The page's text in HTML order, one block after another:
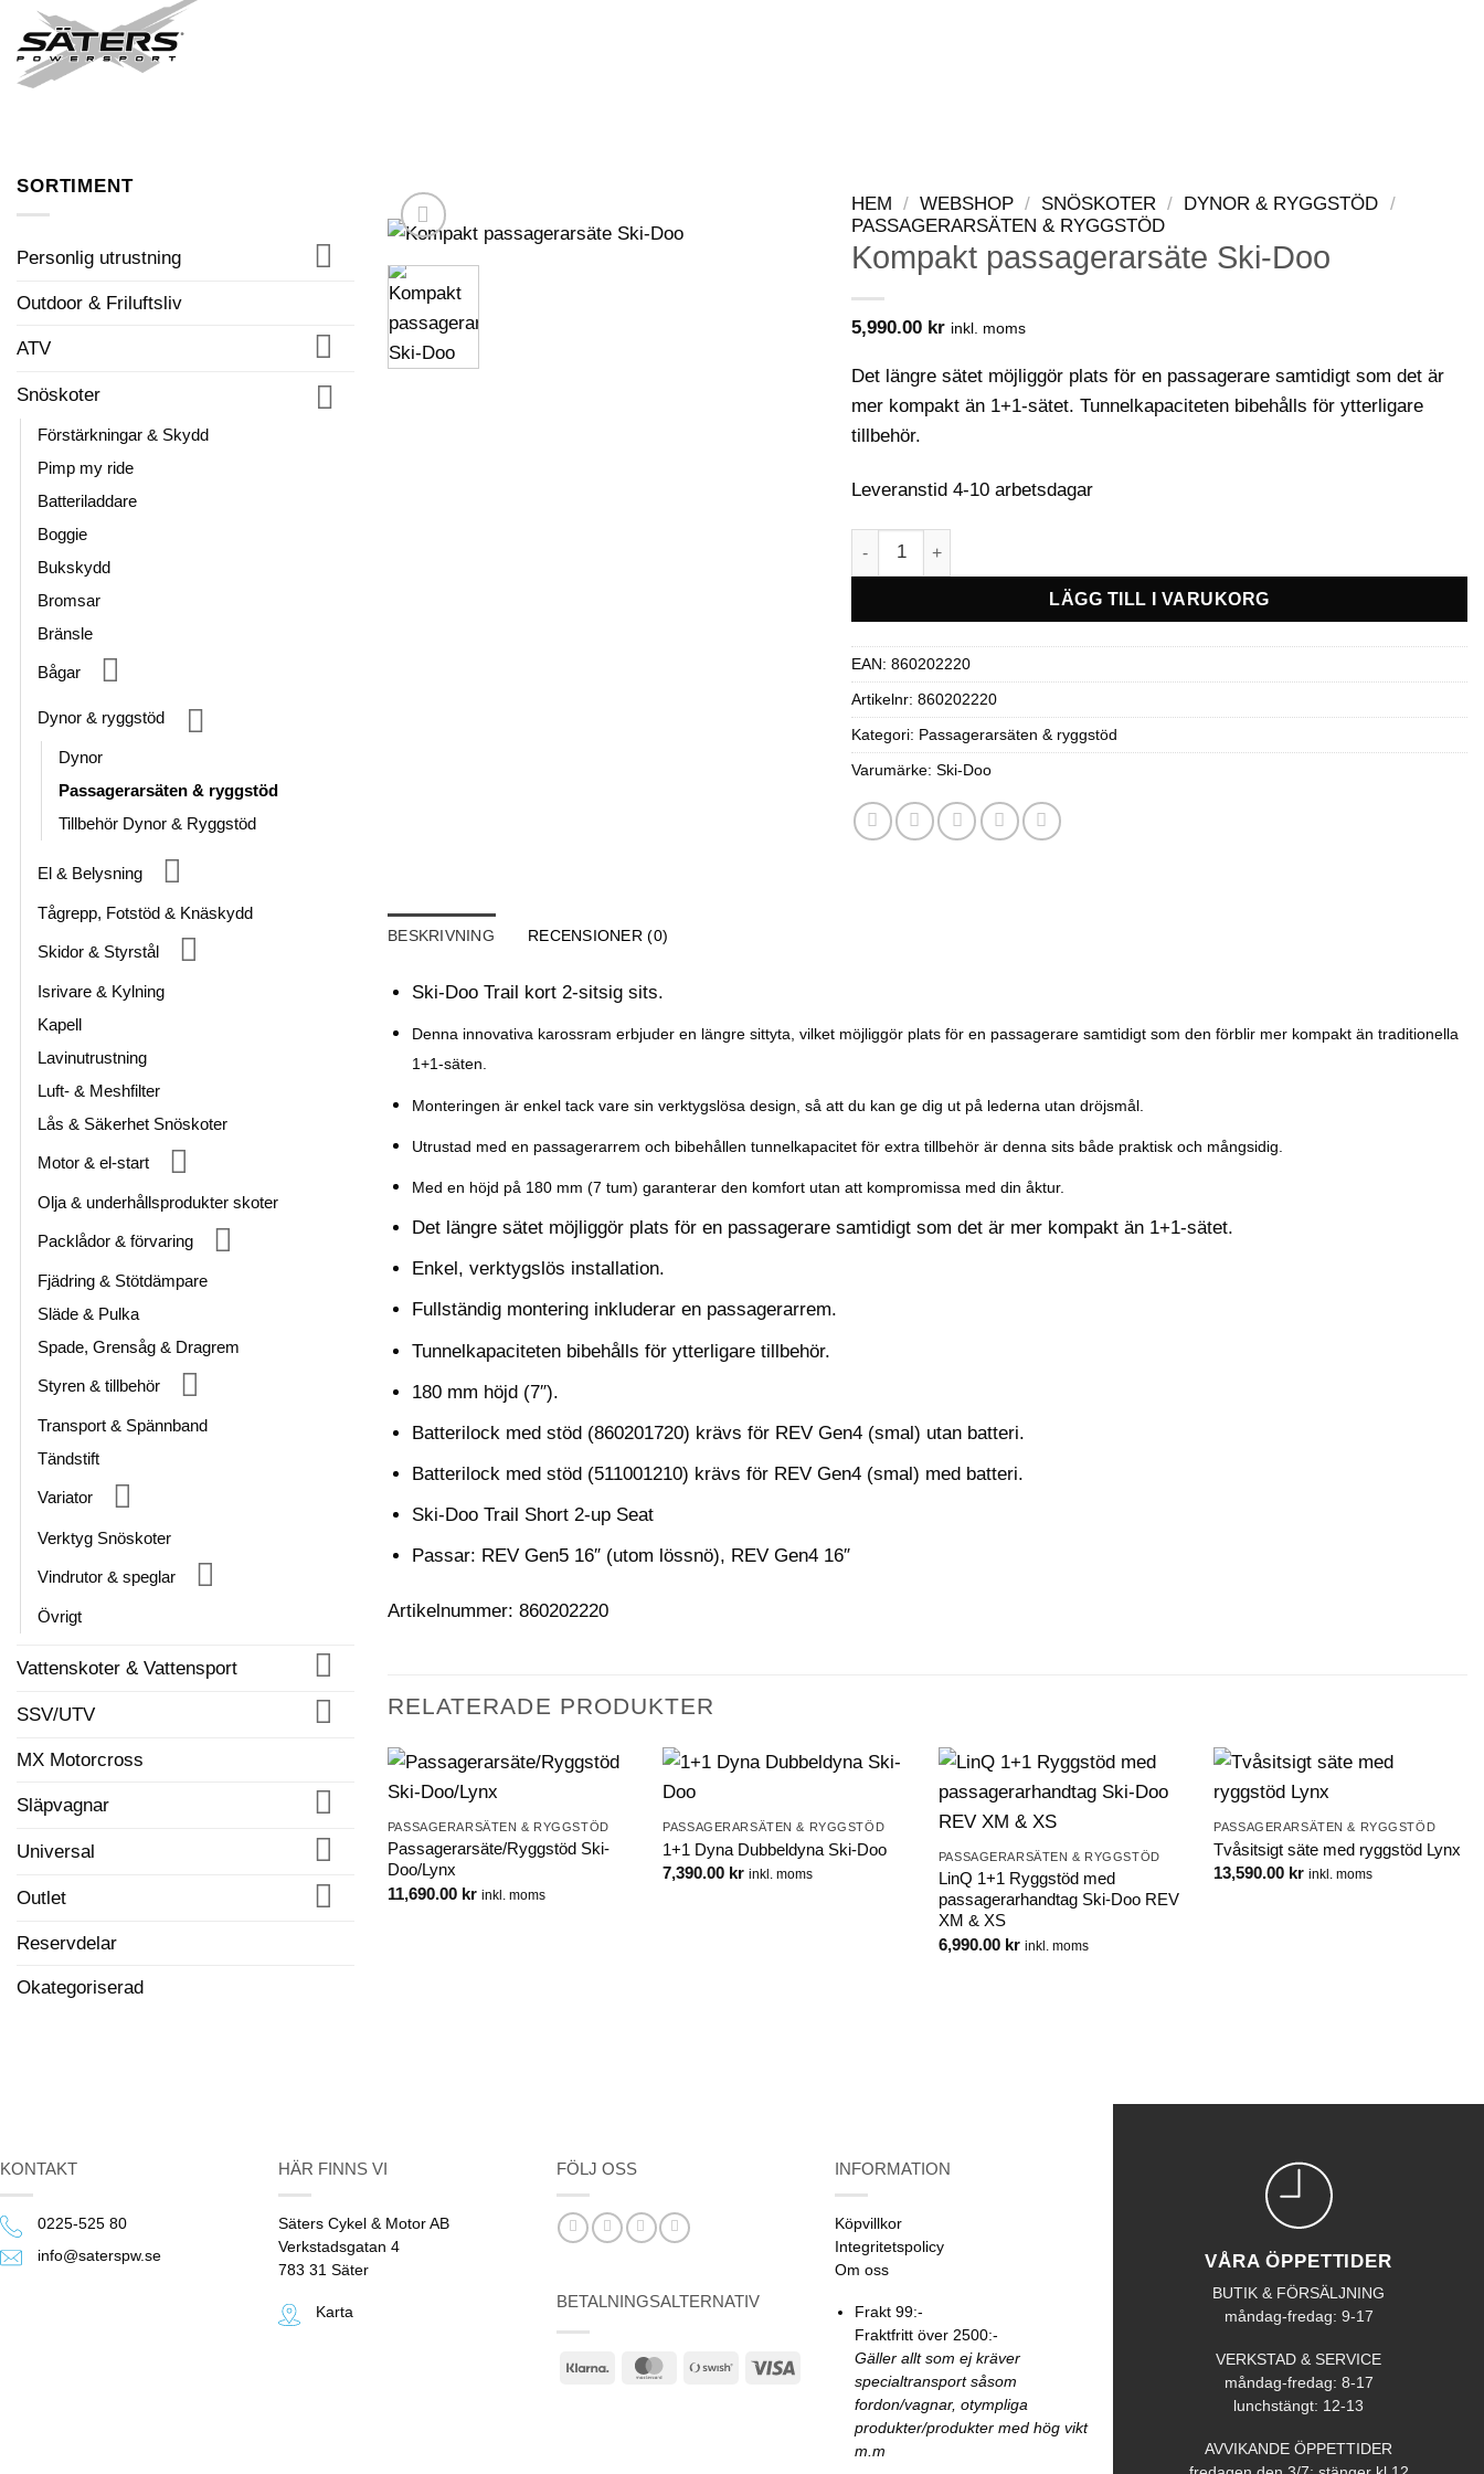
content
SORTIMENT
Personlig utrustning
Outdoor & Friluftsliv
ATV
Snöskoter
Förstärkningar & Skydd
Pimp my ride
Batteriladdare
Boggie
Bukskydd
Bromsar
Bränsle
Bågar
Dynor & ryggstöd
Dynor
Passagerarsäten & ryggstöd
Tillbehör Dynor & Ryggstöd
El & Belysning
Tågrepp, Fotstöd & Knäskydd
Skidor & Styrstål
Isrivare & Kylning
Kapell
Lavinutrustning
Luft- & Meshfilter
Lås & Säkerhet Snöskoter
Motor & el-start
Olja & underhållsprodukter skoter
Packlådor & förvaring
Fjädring & Stötdämpare
Släde & Pulka
Spade, Grensåg & Dragrem
Styren & tillbehör
Transport & Spännband
Tändstift
Variator
Verktyg Snöskoter
Vindrutor & speglar
Övrigt
Vattenskoter & Vattensport
SSV/UTV
MX Motorcross
Släpvagnar
Universal
Outlet
Reservdelar
Okategoriserad
HEM / WEBSHOP / SNÖSKOTER / DYNOR & RYGGSTÖD /
PASSAGERARSÄTEN & RYGGSTÖD
Kompakt passagerarsäte Ski-Doo
5,990.00 kr inkl. moms
Det längre sätet möjliggör plats för en passagerare samtidigt som det är
mer kompakt än 1+1-sätet. Tunnelkapaciteten bibehålls för ytterligare
tillbehör.
Leveranstid 4-10 arbetsdagar
Kompakt passagerarsäte Ski-Doo mängd
LÄGG TILL I VARUKORG
EAN: 860202220
Artikelnr: 860202220
Kategori: Passagerarsäten & ryggstöd
Varumärke: Ski-Doo
BESKRIVNING RECENSIONER (0)
Ski-Doo Trail kort 2-sitsig sits.
Denna innovativa karossram erbjuder en längre sittyta, vilket möjliggör plats för en passagerare samtidigt som den förblir mer kompakt än traditionella
1+1-säten.
Monteringen är enkel tack vare sin verktygslösa design, så att du kan ge dig ut på lederna utan dröjsmål.
Utrustad med en passagerarrem och bibehållen tunnelkapacitet för extra tillbehör är denna sits både praktisk och mångsidig.
Med en höjd på 180 mm (7 tum) garanterar den komfort utan att kompromissa med din åktur.
Det längre sätet möjliggör plats för en passagerare samtidigt som det är mer kompakt än 1+1-sätet.
Enkel, verktygslös installation.
Fullständig montering inkluderar en passagerarrem.
Tunnelkapaciteten bibehålls för ytterligare tillbehör.
180 mm höjd (7″).
Batterilock med stöd (860201720) krävs för REV Gen4 (smal) utan batteri.
Batterilock med stöd (511001210) krävs för REV Gen4 (smal) med batteri.
Ski-Doo Trail Short 2-up Seat
Passar: REV Gen5 16″ (utom lössnö), REV Gen4 16″
Artikelnummer: 860202220
RELATERADE PRODUKTER
PASSAGERARSÄTEN & RYGGSTÖD
Passagerarsäte/Ryggstöd Ski-
Doo/Lynx
11,690.00 kr inkl. moms
PASSAGERARSÄTEN & RYGGSTÖD
1+1 Dyna Dubbeldyna Ski-Doo
7,390.00 kr inkl. moms
PASSAGERARSÄTEN & RYGGSTÖD
LinQ 1+1 Ryggstöd med
passagerarhandtag Ski-Doo REV
XM & XS
6,990.00 kr inkl. moms
PASSAGERARSÄTEN & RYGGSTÖD
Tvåsitsigt säte med ryggstöd Lynx
13,590.00 kr inkl. moms
KONTAKT
0225-525 80
info@saterspw.se
HÄR FINNS VI
Säters Cykel & Motor AB
Verkstadsgatan 4
783 31 Säter
Karta
FÖLJ OSS
BETALNINGSALTERNATIV
Klarna MasterCardSwish
INFORMATION
Köpvillkor
Integritetspolicy
Om oss
Frakt 99:-
Fraktfritt över 2500:-
Gäller allt som ej kräver
specialtransport såsom
fordon/vagnar, otympliga
produkter/produkter med hög vikt
m.m
VÅRA ÖPPETTIDER
BUTIK & FÖRSÄLJNING
måndag-fredag: 9-17
VERKSTAD & SERVICE
måndag-fredag: 8-17
lunchstängt: 12-13
AVVIKANDE ÖPPETTIDER